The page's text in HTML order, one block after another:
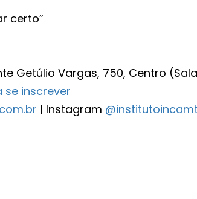
certo”
Getúlio Vargas, 750, Centro
se inscrever
| Instagram @institutoincamt